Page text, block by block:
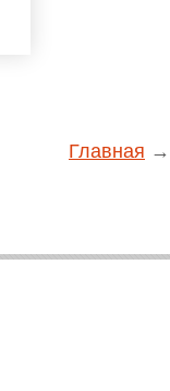
Главная